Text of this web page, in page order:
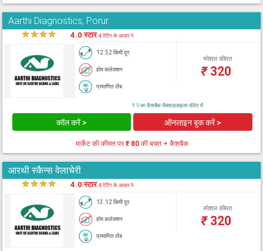
Aarthi Diagnostics, Porur
★★★★ 4.0 स्टार4 रेटिंग के आधार पे
12.52 किमी दूर
होम कलेक्शन
प्रमाणित लैब
स्पेशल कीमत
₹320
₹ 9 का कैशबैक लैब्सएडवाइजर वॉलेट में
कॉल करें > ऑनलाइन बुक करें >
मार्केट की कीमत पर₹ 80 की बचत + कैशबैक
आरथी स्कैन्स वेलाचेरी
★★★★ 4.0 स्टार4 रेटिंग के आधार पे
13.12 किमी दूर
होम कलेक्शन
प्रमाणित लैब
स्पेशल कीमत
₹320